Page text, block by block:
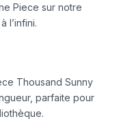
Piece sur notre
l’infini.
Thousand Sunny
parfaite pour